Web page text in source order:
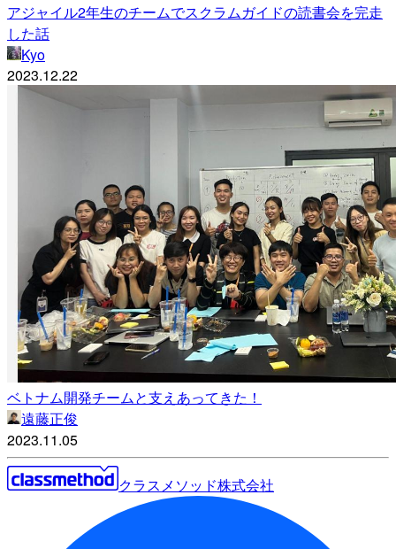
アジャイル2年生のチームでスクラムガイドの読書会を完走
した話
Kyo
2023.12.22
ベトナム開発チームと支えあってきた！
遠藤正俊
2023.11.05
クラスメソッド株式会社